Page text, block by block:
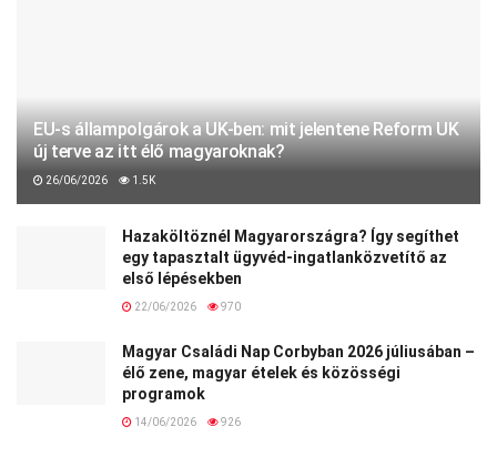
EU-s állampolgárok a UK-ben: mit jelentene Reform UK
új terve az itt élő magyaroknak?
26/06/2026 1.5K
Hazaköltöznél Magyarországra? Így segíthet
egy tapasztalt ügyvéd-ingatlanközvetítő az
első lépésekben
22/06/2026 970
Magyar Családi Nap Corbyban 2026 júliusában –
élő zene, magyar ételek és közösségi
programok
14/06/2026 926